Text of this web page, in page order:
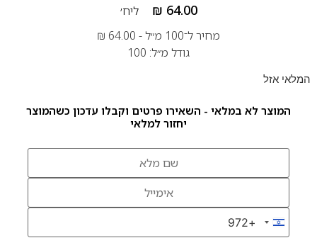
₪ 64.00
ליח׳
מחיר ל־100 מ״ל -
₪ 64.00
גודל מ״ל: 100
המלאי אזל
המוצר לא במלאי - השאירו פרטים וקבלו עדכון כשהמוצר
יחזור למלאי
Israel +972
+972